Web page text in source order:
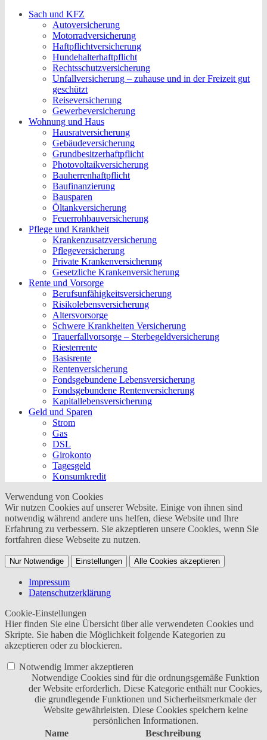
Sach und KFZ
Autoversicherung
Motorradversicherung
Haftpflichtversicherung
Hundehalterhaftpflicht
Rechtsschutzversicherung
Unfallversicherung – zuhause und in der Freizeit gut
geschützt
Reiseversicherung
Gewerbeversicherung
Wohnung und Haus
Hausratversicherung
Gebäudeversicherung
Grundbesitzerhaftpflicht
Photovoltaikversicherung
Bauherrenhaftpflicht
Baufinanzierung
Bausparen
Öltankversicherung
Feuerrohbauversicherung
Pflege und Krankheit
Krankenzusatzversicherung
Pflegeversicherung
Private Krankenversicherung
Gesetzliche Krankenversicherung
Rente und Vorsorge
Berufs­unfähigkeitsversicherung
Risikolebensversicherung
Altersvorsorge
Schwere Krankheiten Versicherung
Trauerfallvorsorge – Sterbegeldversicherung
Riesterrente
Basisrente
Rentenversicherung
Fondsgebundene Lebensversicherung
Fondsgebundene Rentenversicherung
Kapitallebensversicherung
Geld und Sparen
Strom
Gas
DSL
Girokonto
Tagesgeld
Konsumkredit
Verwendung von Cookies
Wir nutzen Cookies auf unserer Website. Einige von ihnen sind
notwendig während andere uns helfen, diese Website und Ihre
Erfahrung zu verbessern. Sie akzeptieren unsere Cookies, wenn Sie
fortfahren diese Webseite zu nutzen.
Nur Notwendige Einstellungen Alle Cookies akzeptieren
Impressum
Datenschutzerklärung
Cookie-Einstellungen
Hier finden Sie eine Übersicht über alle verwendeten Cookies und
Skripte. Sie haben die Möglichkeit folgende Kategorien zu
akzeptieren oder zu blockieren.
Notwendig Immer akzeptieren
Notwendige Cookies sind für die ordnungsgemäße Funktion
der Website erforderlich. Diese Kategorie enthält nur Cookies,
die grundlegende Funktionen und Sicherheitsmerkmale der
Website gewährleisten. Diese Cookies speichern keine
persönlichen Informationen.
Name
Beschreibung